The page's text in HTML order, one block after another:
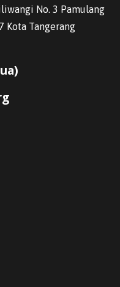
No. 3 Pamulang
Kota Tangerang